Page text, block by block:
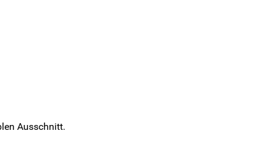
Ausschnitt.